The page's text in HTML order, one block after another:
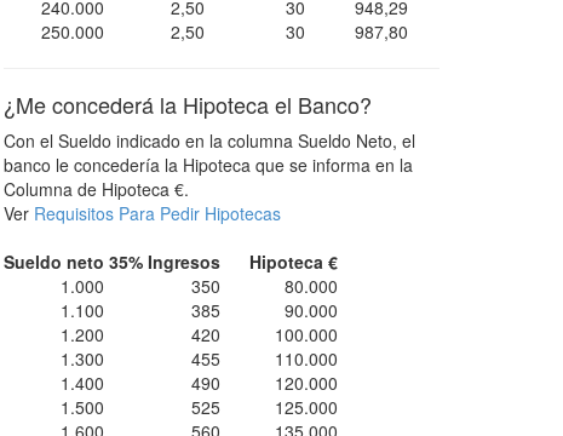
240.000
2,50 30
948,29
250.000
2,50 30 987,80
¿Me concederá la Hipoteca el Banco?
Con el Sueldo indicado en la columna Sueldo Neto, el
banco le concedería la Hipoteca que se informa en la
Columna de Hipoteca €.
Ver Requisitos Para Pedir Hipotecas
Sueldo neto 35% Ingresos
Hipoteca €
1.000
350
80.000
1.100
385
90.000
1.200
420
100.000
1.300
455
110.000
1.400
490
120.000
1.500
525
125.000
1.600
560
135.000